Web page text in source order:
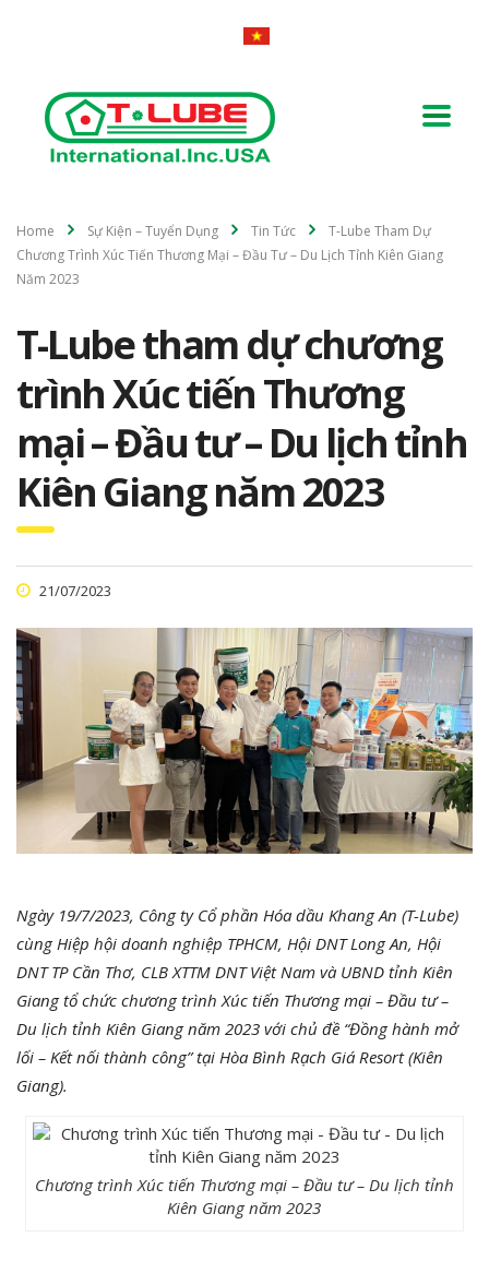
Home Sự Kiện – Tuyển Dụng Tin Tức
T-Lube Tham Dự
Chương Trình Xúc Tiến Thương Mại – Đầu Tư – Du Lịch Tỉnh Kiên Giang
Năm 2023
T-Lube tham dự chương
trình Xúc tiến Thương
mại – Đầu tư – Du lịch tỉnh
Kiên Giang năm 2023
21/07/2023
Ngày 19/7/2023, Công ty Cổ phần Hóa dầu Khang An (T-Lube)
cùng Hiệp hội doanh nghiệp TPHCM, Hội DNT Long An, Hội
DNT TP Cần Thơ, CLB XTTM DNT Việt Nam và UBND tỉnh Kiên
Giang tổ chức chương trình Xúc tiến Thương mại – Đầu tư –
Du lịch tỉnh Kiên Giang năm 2023 với chủ đề “Đồng hành mở
lối – Kết nối thành công” tại Hòa Bình Rạch Giá Resort (Kiên
Giang).
Chương trình Xúc tiến Thương mại – Đầu tư – Du lịch tỉnh
Kiên Giang năm 2023